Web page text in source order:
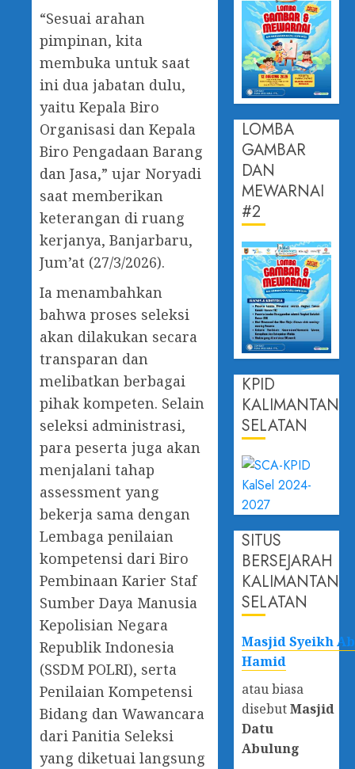
“Sesuai arahan
pimpinan, kita
membuka untuk saat
ini dua jabatan dulu,
yaitu Kepala Biro
Organisasi dan Kepala
Biro Pengadaan Barang
dan Jasa,” ujar Noryadi
saat memberikan
keterangan di ruang
kerjanya, Banjarbaru,
Jum’at (27/3/2026).
Ia menambahkan
bahwa proses seleksi
akan dilakukan secara
transparan dan
melibatkan berbagai
pihak kompeten. Selain
seleksi administrasi,
para peserta juga akan
menjalani tahap
assessment yang
bekerja sama dengan
Lembaga penilaian
kompetensi dari Biro
Pembinaan Karier Staf
Sumber Daya Manusia
Kepolisian Negara
Republik Indonesia
(SSDM POLRI), serta
Penilaian Kompetensi
Bidang dan Wawancara
dari Panitia Seleksi
yang diketuai langsung
LOMBA
GAMBAR
DAN
MEWARNAI
#2
KPID
KALIMANTAN
SELATAN
SITUS
BERSEJARAH
KALIMANTAN
SELATAN
Masjid Syeikh
Hamid
atau biasa
disebutMasjid
Datu
Abulung